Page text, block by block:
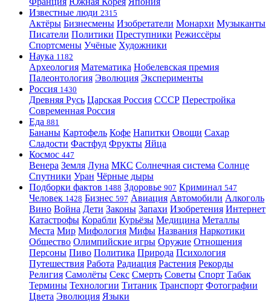
Известные люди 2315
Актёры Бизнесмены Изобретатели Монархи Музыканты
Писатели Политики Преступники Режиссёры
Спортсмены Учёные Художники
Наука 1182
Археология Математика Нобелевская премия
Палеонтология Эволюция Эксперименты
Россия 1430
Древняя Русь Царская Россия СССР Перестройка
Современная Россия
Еда 881
Бананы Картофель Кофе Напитки Овощи Сахар
Сладости Фастфуд Фрукты Яйца
Космос 447
Венера Земля Луна МКС Солнечная система Солнце
Спутники Уран Чёрные дыры
Подборки фактов 1488 Здоровье 907 Криминал 547
Человек 1428 Бизнес 597 Авиация Автомобили Алкоголь
Вино Война Дети Законы Запахи Изобретения Интернет
Катастрофы Корабли Курьёзы Медицина Металлы
Места Мир Мифология Мифы Названия Наркотики
Общество Олимпийские игры Оружие Отношения
Персоны Пиво Политика Природа Психология
Путешествия Работа Радиация Растения Рекорды
Религия Самолёты Секс Смерть Советы Спорт Табак
Термины Технологии Титаник Транспорт Фотографии
Цвета Эволюция Языки